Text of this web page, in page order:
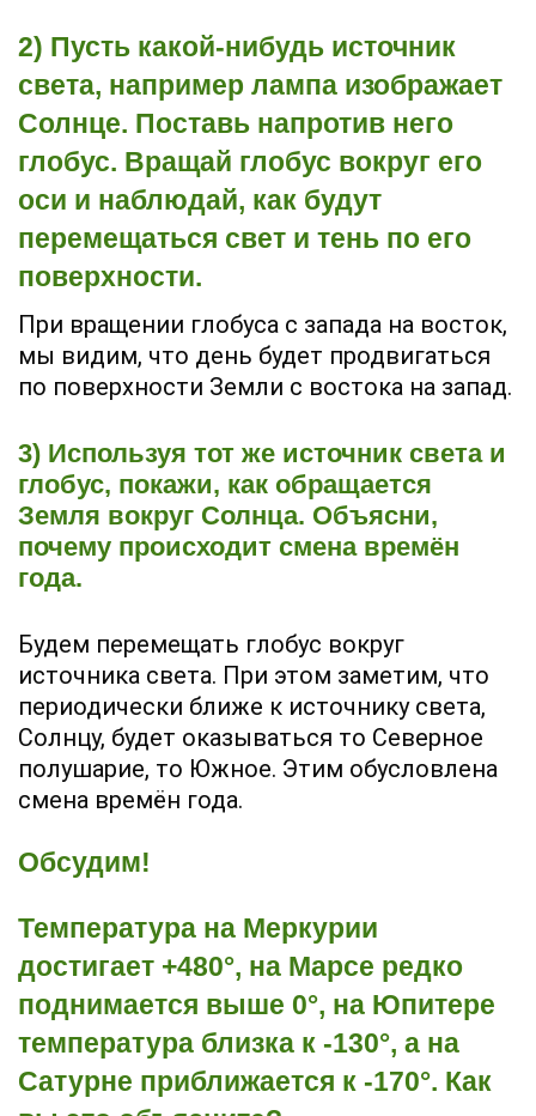
2) Пусть какой-нибудь источник
света, например лампа изображает
Солнце. Поставь напротив него
глобус. Вращай глобус вокруг его
оси и наблюдай, как будут
перемещаться свет и тень по его
поверхности.
При вращении глобуса с запада на восток,
мы видим, что день будет продвигаться
по поверхности Земли с востока на запад.
3) Используя тот же источник света и
глобус, покажи, как обращается
Земля вокруг Солнца. Объясни,
почему происходит смена времён
года.
Будем перемещать глобус вокруг
источника света. При этом заметим, что
периодически ближе к источнику света,
Солнцу, будет оказываться то Северное
полушарие, то Южное. Этим обусловлена
смена времён года.
Обсудим!
Температура на Меркурии
достигает +480°, на Марсе редко
поднимается выше 0°, на Юпитере
температура близка к -130°, а на
Сатурне приближается к -170°. Как